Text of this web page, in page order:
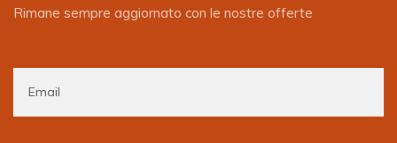
Rimane sempre aggiornato con le nostre offerte